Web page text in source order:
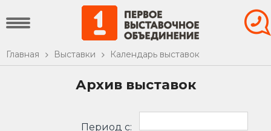
Главная Выставки Календарь выставок
Архив выставок
Период c: